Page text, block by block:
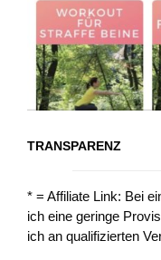
TRANSPARENZ
* = Affiliate Link: Bei
ich eine geringe
ich an qualifizierten